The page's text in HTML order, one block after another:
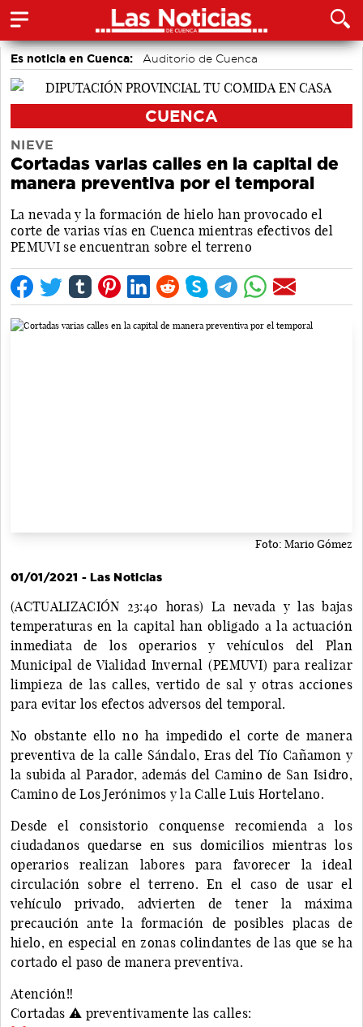
Es noticia en Cuenca: Auditorio de Cuenca
CUENCA
NIEVE
Cortadas varias calles en la capital de
manera preventiva por el temporal
La nevada y la formación de hielo han provocado el
corte de varias vías en Cuenca mientras efectivos del
PEMUVI se encuentran sobre el terreno
Foto: Mario Gómez
01/01/2021 - Las Noticias
(ACTUALIZACIÓN 23:40 horas) La nevada y las bajas
temperaturas en la capital han obligado a la actuación
inmediata de los operarios y vehículos del Plan
Municipal de Vialidad Invernal (PEMUVI) para realizar
limpieza de las calles, vertido de sal y otras acciones
para evitar los efectos adversos del temporal.
No obstante ello no ha impedido el corte de manera
preventiva de la calle Sándalo, Eras del Tío Cañamon y
la subida al Parador, además del Camino de San Isidro,
Camino de Los Jerónimos y la Calle Luis Hortelano.
Desde el consistorio conquense recomienda a los
ciudadanos quedarse en sus domicilios mientras los
operarios realizan labores para favorecer la ideal
circulación sobre el terreno. En el caso de usar el
vehículo privado, advierten de tener la máxima
precaución ante la formación de posibles placas de
hielo, en especial en zonas colindantes de las que se ha
cortado el paso de manera preventiva.
Atención‼️
Cortadas ⚠️ preventivamente las calles: